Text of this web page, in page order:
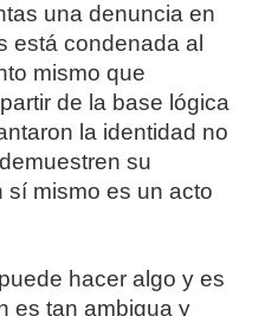
una denuncia en
está condenada al
mismo que
de la base lógica
la identidad no
su
sí mismo es un acto
hacer algo y es
es tan ambigua y